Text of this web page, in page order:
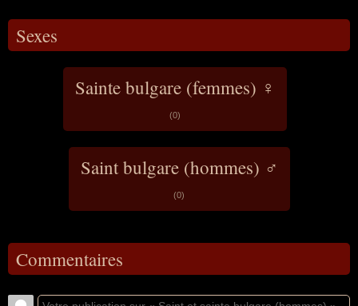
Sexes
Sainte bulgare (femmes) ♀
(0)
Saint bulgare (hommes) ♂
(0)
Commentaires